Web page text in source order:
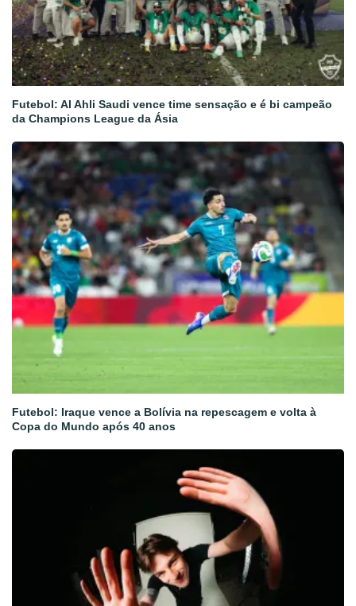
Futebol: Al Ahli Saudi vence time sensação e é bi campeão
da Champions League da Ásia
Futebol: Iraque vence a Bolívia na repescagem e volta à
Copa do Mundo após 40 anos